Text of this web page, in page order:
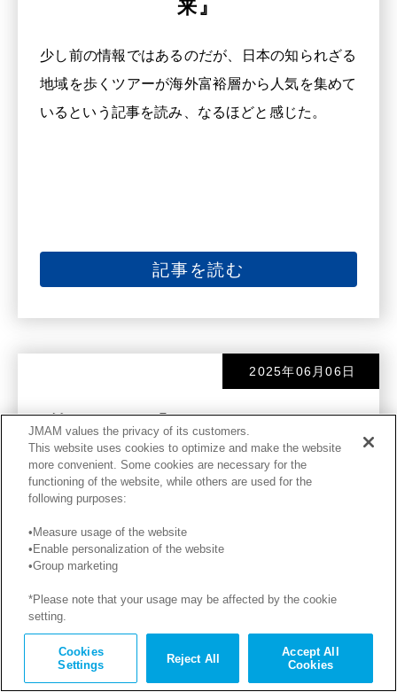
来』
少し前の情報ではあるのだが、日本の知られざる
地域を歩くツアーが海外富裕層から人気を集めて
いるという記事を読み、なるほどと感じた。
記事を読む
2025年06月06日
第202回：『FUTURE DESIGN
2040 成長と分配の好循環 公
正・公平で持続可能な社会を目
2025年4月、経済産業省の産業構造審議会経済産
の産業構造ビジョンが公開された。
JMAM values the privacy of its customers.
This website uses cookies to optimize and make the website
more convenient. Some cookies are necessary for the
functioning of the website, while others are used for the
following purposes:
•Measure usage of the website
•Enable personalization of the website
•Group marketing
*Please note that your usage may be affected by the cookie
setting.
Cookies
Settings
Reject All
Accept All
Cookies